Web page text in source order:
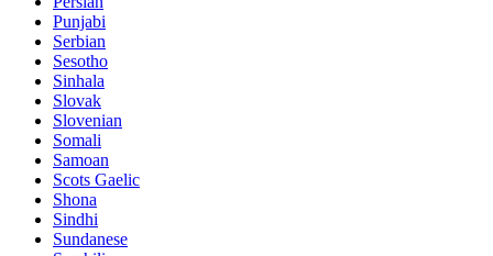
Punjabi
Serbian
Sesotho
Sinhala
Slovak
Slovenian
Somali
Samoan
Scots Gaelic
Shona
Sindhi
Sundanese